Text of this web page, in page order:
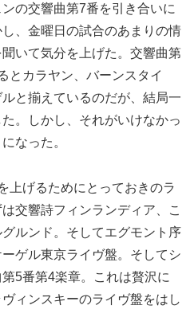
の交響曲第7番を引き合いに
、金曜日の試合のあまりの情
いて気分を上げた。交響曲第
とカラヤン、バーンスタイ
と揃えているのだが、結局一
。しかし、それがいけなかっ
なった。
上げるためにとっておきのラ
交響詩フィンランディア、こ
ルンド。そしてエグモント序
ゲル東京ライヴ盤。そしてシ
5番第4楽章。これは贅沢に
ィンスキーのライヴ盤をはし